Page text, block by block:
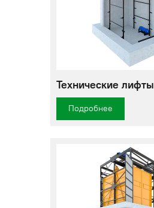
Технические лифты
Подробнее